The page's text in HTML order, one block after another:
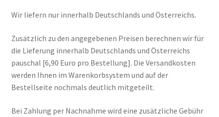
Wir liefern nur innerhalb Deutschlands und Österreichs.
Zusätzlich zu den angegebenen Preisen berechnen wir für
die Lieferung innerhalb Deutschlands und Österreichs
pauschal [6,90 Euro pro Bestellung]. Die Versandkosten
werden Ihnen im Warenkorbsystem und auf der
Bestellseite nochmals deutlich mitgeteilt.
Bei Zahlung per Nachnahme wird eine zusätzliche Gebühr